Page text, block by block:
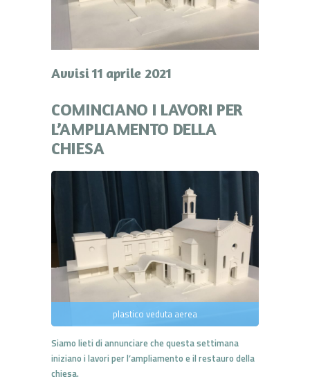
Avvisi 11 aprile 2021
COMINCIANO I LAVORI PER
L’AMPLIAMENTO DELLA
CHIESA
plastico veduta aerea
Siamo lieti di annunciare che questa settimana
iniziano i lavori per l’ampliamento e il restauro della
chiesa.